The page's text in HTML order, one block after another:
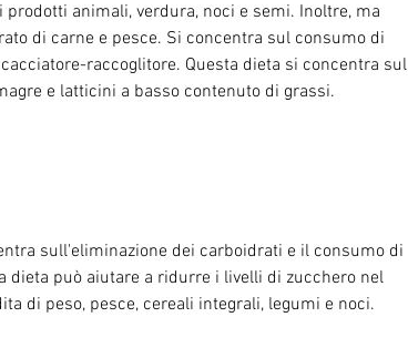
animali, verdura, noci e semi. Inoltre, ma
di carne e pesce. Si concentra sul consumo di
raccoglitore. Questa dieta si concentra sul
e latticini a basso contenuto di grassi.
sull'eliminazione dei carboidrati e il consumo di
dieta può aiutare a ridurre i livelli di zucchero nel
di peso, pesce, cereali integrali, legumi e noci.